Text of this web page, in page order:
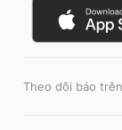
Theo dõi báo trên